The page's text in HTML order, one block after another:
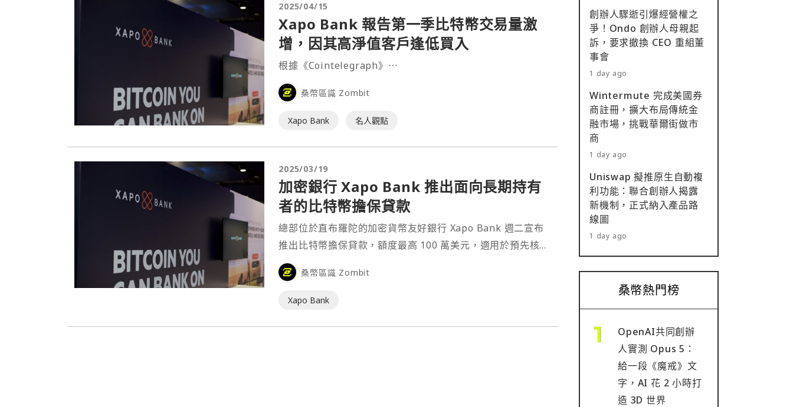
2025/04/15
Xapo Bank 報告第一季比特幣交易量激
增，因其高淨值客戶逢低買入
根據《Cointelegraph》⋯
桑幣區識 Zombit
Xapo Bank 名人觀點
2025/03/19
加密銀行 Xapo Bank 推出面向長期持有
者的比特幣擔保貸款
總部位於直布羅陀的加密貨幣友好銀行 Xapo Bank 週二宣布
推出比特幣擔保貸款，額度最高 100 萬美元，適用於預先核准
桑幣區識 Zombit
Xapo Bank
創辦人驟逝引爆經營權之
爭！Ondo 創辦人母親起
訴，要求撤換 CEO 重組董
事會
1 day ago
Wintermute 完成美國券
商註冊，擴大布局傳統金
融市場，挑戰華爾街做市
商
1 day ago
Uniswap 擬推原生自動複
利功能：聯合創辦人揭露
新機制，正式納入產品路
線圖
1 day ago
桑幣熱門榜
OpenAI共同創辦
人實測 Opus 5：
給一段《魔戒》文
字，AI 花 2 小時打
造 3D 世界